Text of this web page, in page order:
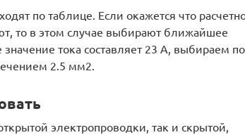
по таблице. Если окажется что
то в этом случае выбирают ближайшее
тока составляет 23 А, выбираем по
2.5 мм2.
электропроводки, так и скрытой,